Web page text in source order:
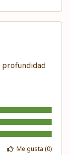
profundidad
Me gusta (0)